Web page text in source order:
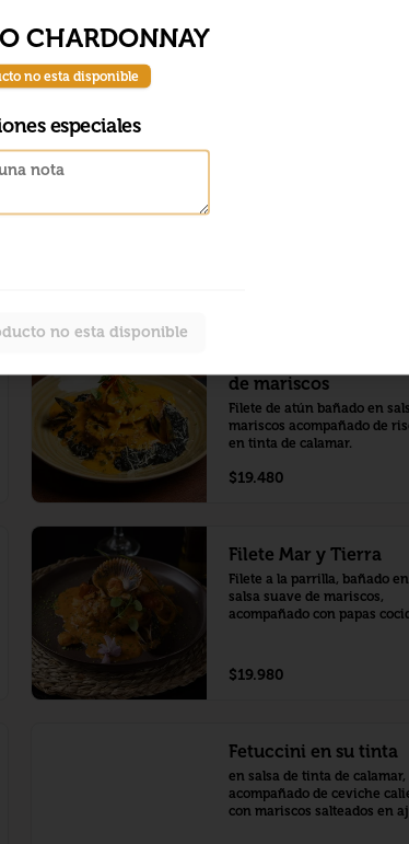
de mariscos
Filete de atún bañado en
mariscos acompañado de
en tinta de calamar.
$19.480
Filete Mar y Tierra
Filete a la parrilla, bañado
salsa suave de mariscos,
acompañado con papas
$19.980
Fetuccini en su tinta
en salsa de tinta de calamar,
acompañado de ceviche
con mariscos salteados en
CHARDONNAY
no esta disponible
especiales
no esta disponible